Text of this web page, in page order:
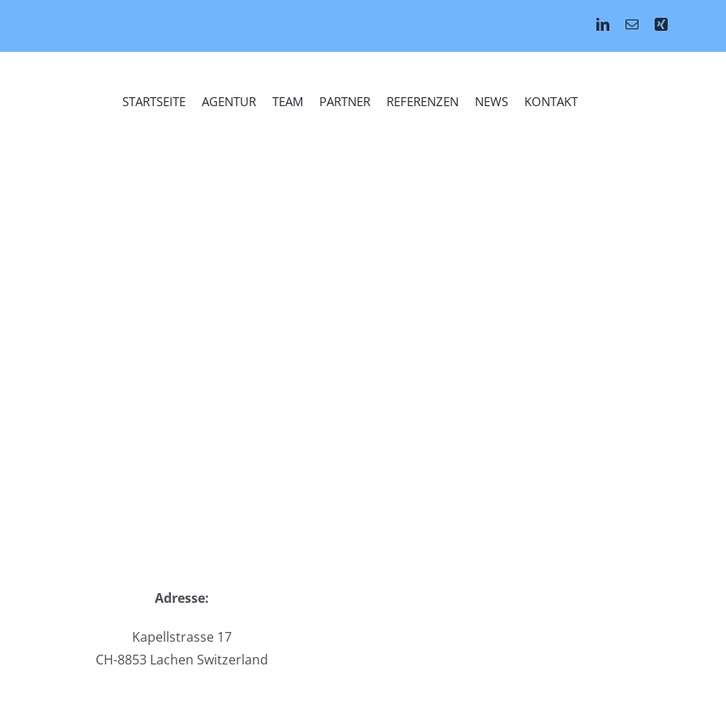
STARTSEITE AGENTUR TEAM PARTNER REFERENZEN NEWS KONTAKT
Adresse:
Kapellstrasse 17
CH-8853 Lachen Switzerland